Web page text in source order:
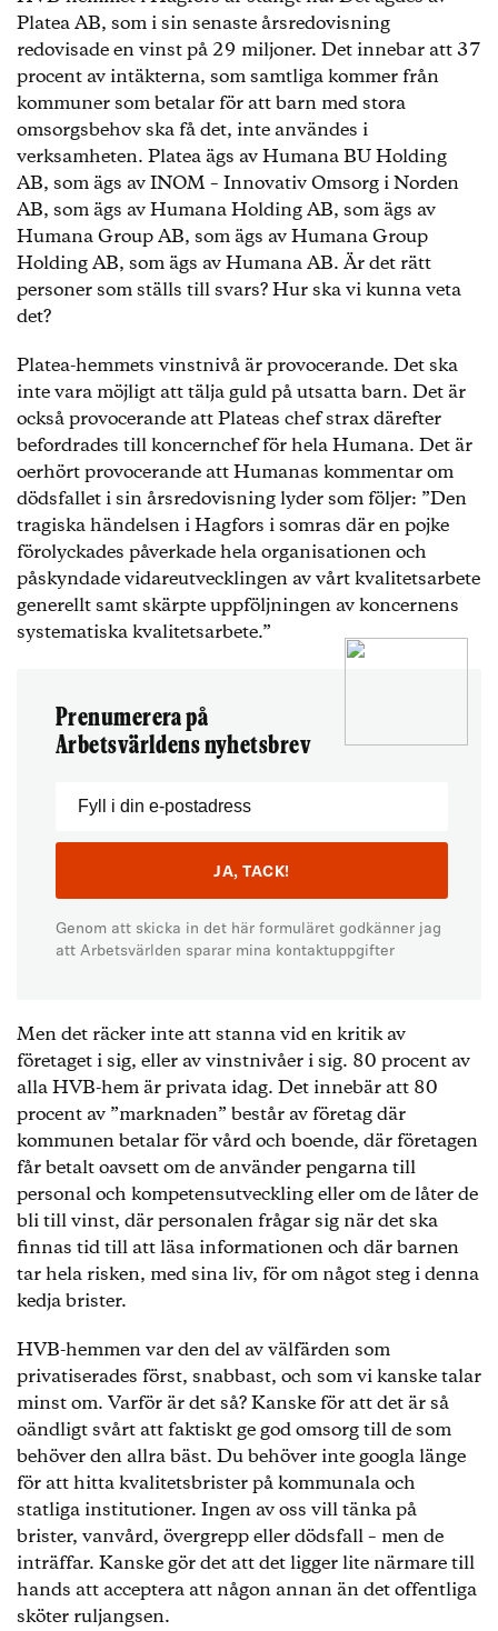
Platea AB, som i sin senaste årsredovisning
redovisade en vinst på 29 miljoner. Det innebar att 37
procent av intäkterna, som samtliga kommer från
kommuner som betalar för att barn med stora
omsorgsbehov ska få det, inte användes i
verksamheten. Platea ägs av Humana BU Holding
AB, som ägs av INOM – Innovativ Omsorg i Norden
AB, som ägs av Humana Holding AB, som ägs av
Humana Group AB, som ägs av Humana Group
Holding AB, som ägs av Humana AB. Är det rätt
personer som ställs till svars? Hur ska vi kunna veta
det?
Platea-hemmets vinstnivå är provocerande. Det ska
inte vara möjligt att tälja guld på utsatta barn. Det är
också provocerande att Plateas chef strax därefter
befordrades till koncernchef för hela Humana. Det är
oerhört provocerande att Humanas kommentar om
dödsfallet i sin årsredovisning lyder som följer: ”Den
tragiska händelsen i Hagfors i somras där en pojke
förolyckades påverkade hela organisationen och
påskyndade vidareutvecklingen av vårt kvalitetsarbete
generellt samt skärpte uppföljningen av koncernens
systematiska kvalitetsarbete.”
Prenumerera på
Arbetsvärldens nyhetsbrev
Genom att skicka in det här formuläret godkänner jag
att Arbetsvärlden sparar mina kontaktuppgifter
Men det räcker inte att stanna vid en kritik av
företaget i sig, eller av vinstnivåer i sig. 80 procent av
alla HVB-hem är privata idag. Det innebär att 80
procent av ”marknaden” består av företag där
kommunen betalar för vård och boende, där företagen
får betalt oavsett om de använder pengarna till
personal och kompetensutveckling eller om de låter de
bli till vinst, där personalen frågar sig när det ska
finnas tid till att läsa informationen och där barnen
tar hela risken, med sina liv, för om något steg i denna
kedja brister.
HVB-hemmen var den del av välfärden som
privatiserades först, snabbast, och som vi kanske talar
minst om. Varför är det så? Kanske för att det är så
oändligt svårt att faktiskt ge god omsorg till de som
behöver den allra bäst. Du behöver inte googla länge
för att hitta kvalitetsbrister på kommunala och
statliga institutioner. Ingen av oss vill tänka på
brister, vanvård, övergrepp eller dödsfall – men de
inträffar. Kanske gör det att det ligger lite närmare till
hands att acceptera att någon annan än det offentliga
sköter ruljangsen.